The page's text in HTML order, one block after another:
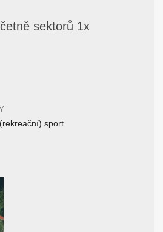
sektorů 1x
sport